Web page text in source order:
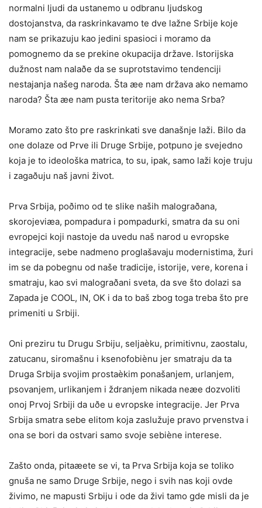
normalni ljudi da ustanemo u odbranu ljudskog
dostojanstva, da raskrinkavamo te dve lažne Srbije koje
nam se prikazuju kao jedini spasioci i moramo da
pomognemo da se prekine okupacija države. Istorijska
dužnost nam nalaðe da se suprotstavimo tendenciji
nestajanja našeg naroda. Šta æe nam država ako nemamo
naroda? Šta æe nam pusta teritorije ako nema Srba?
Moramo zato što pre raskrinkati sve današnje laži. Bilo da
one dolaze od Prve ili Druge Srbije, potpuno je svejedno
koja je to ideološka matrica, to su, ipak, samo laži koje truju
i zagaðuju naš javni život.
Prva Srbija, poðimo od te slike naših malograðana,
skorojeviæa, pompadura i pompadurki, smatra da su oni
evropejci koji nastoje da uvedu naš narod u evropske
integracije, sebe nadmeno proglašavaju modernistima, žuri
im se da pobegnu od naše tradicije, istorije, vere, korena i
smatraju, kao svi malograðani sveta, da sve što dolazi sa
Zapada je COOL, IN, OK i da to baš zbog toga treba što pre
primeniti u Srbiji.
Oni preziru tu Drugu Srbiju, seljaèku, primitivnu, zaostalu,
zatucanu, siromašnu i ksenofobiènu jer smatraju da ta
Druga Srbija svojim prostaèkim ponašanjem, urlanjem,
psovanjem, urlikanjem i ždranjem nikada neæe dozvoliti
onoj Prvoj Srbiji da uðe u evropske integracije. Jer Prva
Srbija smatra sebe elitom koja zaslužuje pravo prvenstva i
ona se bori da ostvari samo svoje sebiène interese.
Zašto onda, pitaæete se vi, ta Prva Srbija koja se toliko
gnuša ne samo Druge Srbije, nego i svih nas koji ovde
živimo, ne mapusti Srbiju i ode da živi tamo gde misli da je